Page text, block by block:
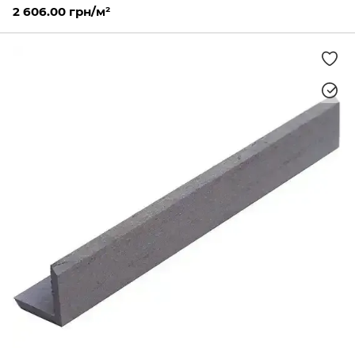
2 606.00 грн/м²